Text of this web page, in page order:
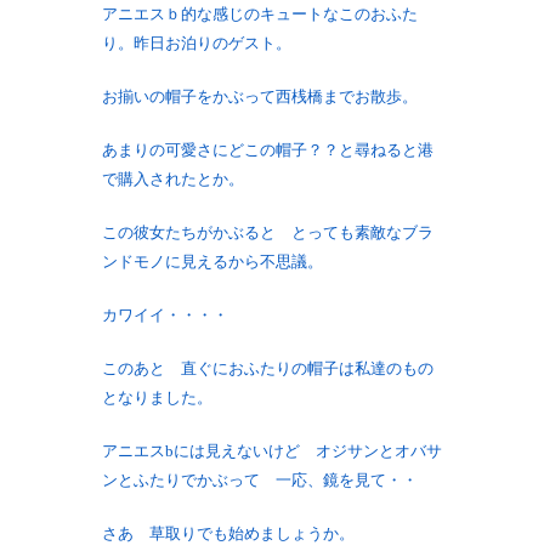
アニエスｂ的な感じのキュートなこのおふた
り。昨日お泊りのゲスト。
お揃いの帽子をかぶって西桟橋までお散歩。
あまりの可愛さにどこの帽子？？と尋ねると港
で購入されたとか。
この彼女たちがかぶると とっても素敵なブラ
ンドモノに見えるから不思議。
カワイイ・・・・
このあと 直ぐにおふたりの帽子は私達のもの
となりました。
アニエスbには見えないけど オジサンとオバサ
ンとふたりでかぶって 一応、鏡を見て・・
さあ 草取りでも始めましょうか。